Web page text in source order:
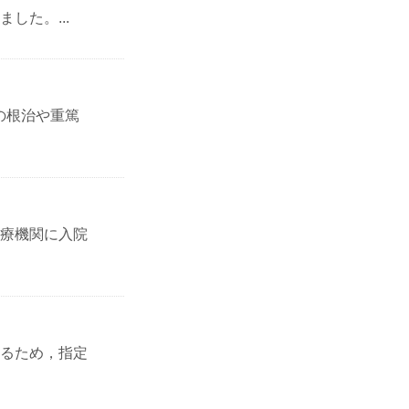
した。...
根治や重篤
機関に入院
ため，指定